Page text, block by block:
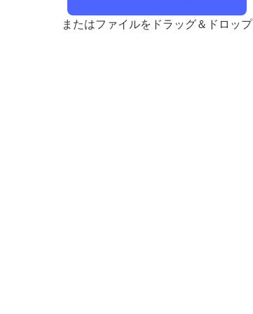
またはファイルをドラッグ＆ドロップ